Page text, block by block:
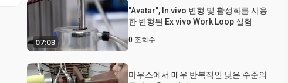
07:03
"Avatar", In vivo 변형 및 활성화를 사용
한 변형된 Ex vivo Work Loop 실험
0 조회수
마우스에서 매우 반복적인 낮은 수준의